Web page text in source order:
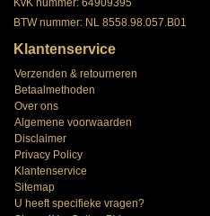
BTW nummer: NL 8558.98.057.B01
Klantenservice
Verzenden & retourneren
Betaalmethoden
Over ons
Algemene voorwaarden
Disclaimer
Privacy Policy
Klantenservice
Sitemap
U heeft specifieke vragen?